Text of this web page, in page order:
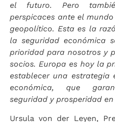
el futuro. Pero
perspicaces ante el
geopolítico. Esta es la
la seguridad económica
prioridad para nosotros y
socios. Europa es hoy la
establecer una estrategia
económica, que
seguridad y prosperidad
Ursula von der Leyen,